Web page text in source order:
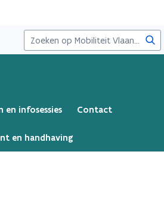
en infosessies Contact
en handhaving